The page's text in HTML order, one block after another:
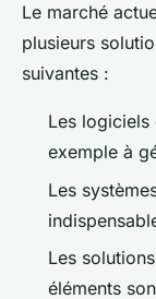
Le marché
plusieurs
suivantes :
Les
exemple à
Les
Les
éléments